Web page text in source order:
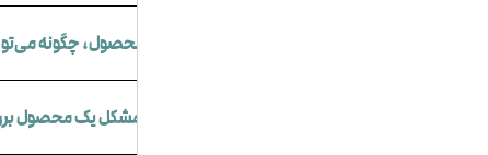
در صورت بروز مشکل در کیفیت محصول، چگونه
چه مدت زمانی طول می‌کشد تا مشکل یک محصول